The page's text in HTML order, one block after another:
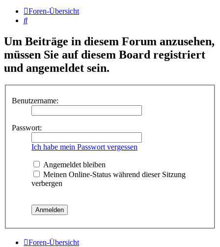
Foren-Übersicht
Suche
Um Beiträge in diesem Forum anzusehen,
müssen Sie auf diesem Board registriert
und angemeldet sein.
Benutzername:
Passwort:
Ich habe mein Passwort vergessen
Angemeldet bleiben
Meinen Online-Status während dieser Sitzung
verbergen
Foren-Übersicht